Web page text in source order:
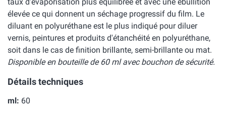
élevée ce qui donnent un séchage progressif du film. Le
diluant en polyuréthane est le plus indiqué pour diluer
vernis, peintures et produits d'étanchéité en polyuréthane,
soit dans le cas de finition brillante, semi-brillante ou mat.
Disponible en bouteille de 60 ml avec bouchon de sécurité.
Détails techniques
ml: 60